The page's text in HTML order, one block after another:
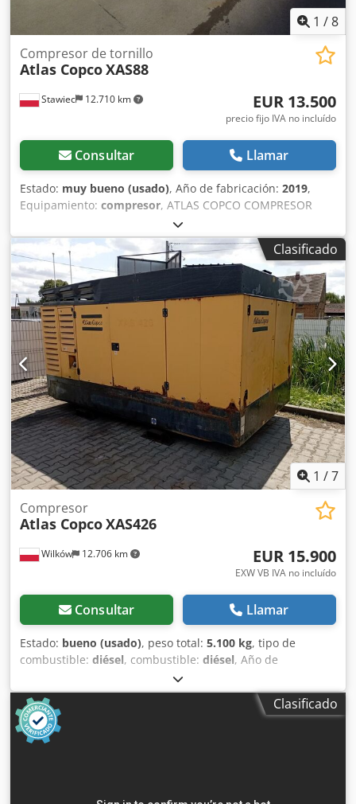
1 /8
Stawiec 12.710 km
Compresor de tornillo
Atlas CopcoXAS88
EUR 13.500
precio fijo IVA no incluído
Consultar Llamar
Estado: muy bueno (usado), Año de fabricación: 2019,
Equipamiento: compresor, ATLAS COPCO COMPRESOR
XAS88 5.2m3 2019 Compresor DIESEL ATLAS COPCO XAS 88
totalmente revisado. Datos técnicos: capacidad 5.20
m3/min; presión de trabajo 7 Bar; año de producción 2019;
Djdpfx Apordf Swsqskr Motor KUBOTA ¡¡¡kilometraje
1519h!!! compresor totalmente operativo precio neto:
58800 zł precio bruto: 72324 zł A continuación se muestra
un enlace a un video que muestra el trabajo de la
máquina
Clasificado
1 /7
Wilków 12.706 km
Compresor
Atlas CopcoXAS426
EUR 15.900
EXW VB IVA no incluído
Consultar Llamar
Estado: bueno (usado), peso total: 5.100 kg, tipo de
combustible: diésel, combustible: diésel, Año de
, FABRICACIÓN - ATLASCOPCO TIPO -
XAS426 S/N - YA3-062854-50542371 AÑO - 2005 POTENCIA
(kW) - 166 Dsdst Srw Aepfx Apqokr BOMBA (m3/min) - 25
CIS (bar) - 7
Clasificado